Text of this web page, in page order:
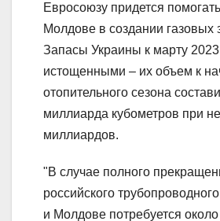
Евросоюзу придется
Молдове в создании газовых
Запасы Украины к марту 2023
истощенными – их объем к
отопительного сезона
миллиарда кубометров при
миллиардов.
"В случае полного
российского
и Молдове потребуется